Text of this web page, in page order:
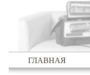
ГЛАВНАЯ